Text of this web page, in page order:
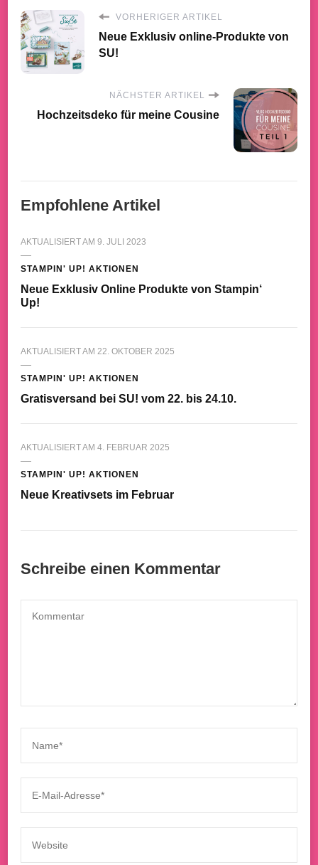
VORHERIGER ARTIKEL
Neue Exklusiv online-Produkte von
SU!
NÄCHSTER ARTIKEL
Hochzeitsdeko für meine Cousine
Empfohlene Artikel
AKTUALISIERT AM 9. JULI 2023
STAMPIN' UP! AKTIONEN
Neue Exklusiv Online Produkte von Stampin‘
Up!
AKTUALISIERT AM 22. OKTOBER 2025
STAMPIN' UP! AKTIONEN
Gratisversand bei SU! vom 22. bis 24.10.
AKTUALISIERT AM 4. FEBRUAR 2025
STAMPIN' UP! AKTIONEN
Neue Kreativsets im Februar
Schreibe einen Kommentar